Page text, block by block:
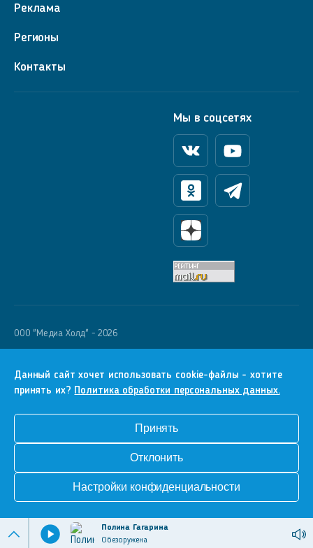
Полина Гагарина
Обезоружена
Реклама
Регионы
Контакты
Мы в соцсетях
ВконтактеYoutube
ОдноклассникиТелеграм
Яндекс Дзен
OOO "Медиа Холд" - 2026
16+
Информация для правообладателей
Условия
Конфиденциальность
Данный сайт хочет использовать cookie-файлы - хотите
принять их? Политика обработки персональных данных.
Принять
Отклонить
Настройки конфиденциальности